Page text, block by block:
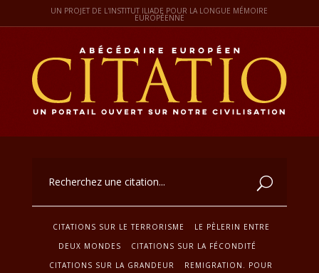
UN PROJET DE L'INSTITUT ILIADE POUR LA LONGUE MÉMOIRE
EUROPÉENNE
CITATIONS SUR LE TERRORISME
LE PÈLERIN ENTRE
DEUX MONDES
CITATIONS SUR LA FÉCONDITÉ
CITATIONS SUR LA GRANDEUR
REMIGRATION. POUR